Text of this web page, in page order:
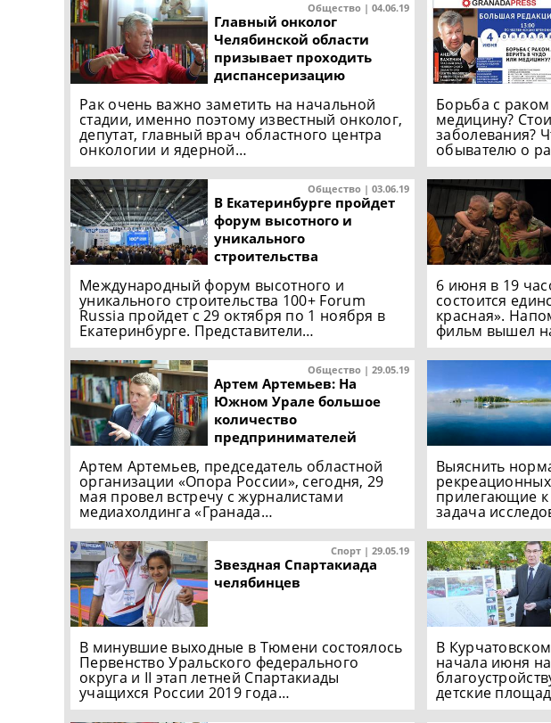
Общество | 04.06.19
Главный онколог
Челябинской области
призывает проходить
диспансеризацию
Рак очень важно заметить на начальной
стадии, именно поэтому известный онколог,
депутат, главный врач областного центра
онкологии и ядерной…
Борьба с
медицину?
заболевания?
обывателю о
Общество | 03.06.19
В Екатеринбурге пройдет
форум высотного и
уникального
строительства
Международный форум высотного и
уникального строительства 100+ Forum
Russia пройдет с 29 октября по 1 ноября в
Екатеринбурге. Представители…
6 июня в 19
состоится
красная».
фильм вышел
Общество | 29.05.19
Артем Артемьев: На
Южном Урале большое
количество
предпринимателей
Артем Артемьев, председатель областной
организации «Опора России», сегодня, 29
мая провел встречу с журналистами
медиахолдинга «Гранада…
Выяснить
прилегающие к
задача
Спорт | 29.05.19
Звездная Спартакиада
челябинцев
В минувшие выходные в Тюмени состоялось
Первенство Уральского федерального
округа и II этап летней Спартакиады
учащихся России 2019 года…
В
начала июня
детские